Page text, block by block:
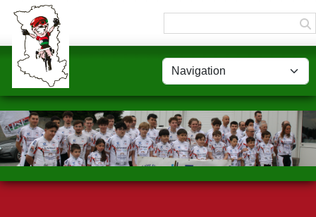
Panneau de gestion des cookies